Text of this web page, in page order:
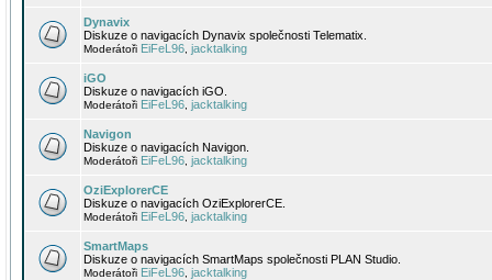
Dynavix
Diskuze o navigacích Dynavix společnosti Telematix.
Moderátoři EiFeL96 jacktalking
iGO
Diskuze o navigacích iGO.
Moderátoři EiFeL96 jacktalking
Navigon
Diskuze o navigacích Navigon.
Moderátoři EiFeL96 jacktalking
OziExplorerCE
Diskuze o navigacích OziExplorerCE.
Moderátoři EiFeL96 jacktalking
SmartMaps
Diskuze o navigacích SmartMaps společnosti PLAN Studio.
Moderátoři EiFeL96 jacktalking